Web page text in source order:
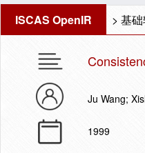
ISCAS OpenIR > 基
Ju Wang;
1999